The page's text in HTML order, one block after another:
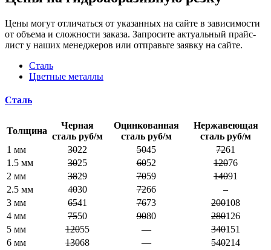
Цены могут отличаться от указанных на сайте в зависимости
от объема и сложности заказа. Запросите актуальный прайс-
лист у наших менеджеров или отправьте заявку на сайте.
Сталь
Цветные металлы
Сталь
Толщина
Черная
сталь руб/м
Оцинкованная
сталь руб/м
Нержавеющая
сталь руб/м
1 мм
3022 5045 7261
1.5 мм
3025 6052 12076
2 мм
3829 7059 14091
2.5 мм
4030 7266
–
3 мм
6541 7673 200108
4 мм
7550 9080 280126
5 мм
12055 — 340151
6 мм
13068 — 540214